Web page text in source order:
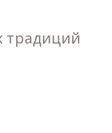
традиций